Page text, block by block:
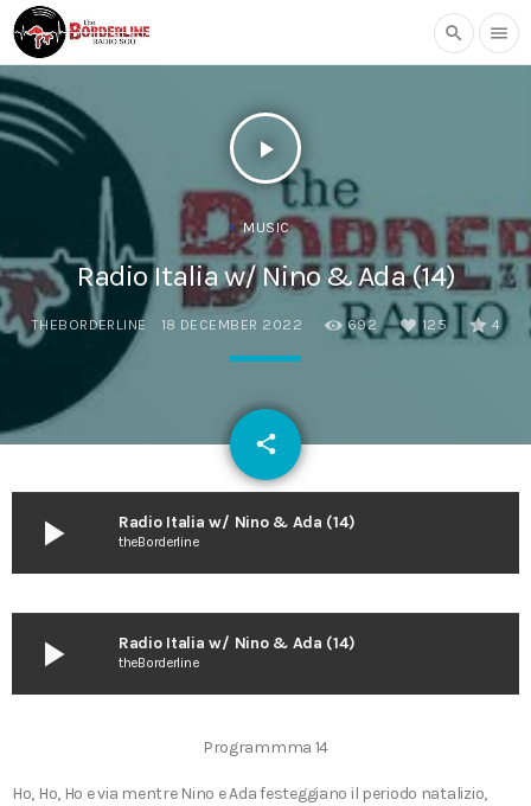
search menu
play_arrow
MUSIC
Radio Italia w/ Nino & Ada (14)
THEBORDERLINE 18 DECEMBER 2022 692 125 4
share
email
play_arrow Radio Italia w/ Nino & Ada (14)
theBorderline
play_arrow Radio Italia w/ Nino & Ada (14)
theBorderline
Programmma 14
Ho, Ho, Ho e via mentre Nino e Ada festeggiano il periodo natalizio,